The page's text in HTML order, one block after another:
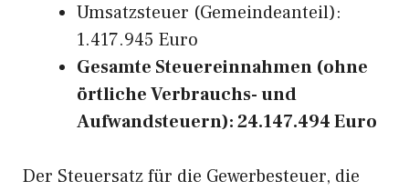
Umsatzsteuer (Gemeindeanteil):
1.417.945 Euro
Gesamte Steuereinnahmen (ohne
örtliche Verbrauchs- und
Aufwandsteuern): 24.147.494 Euro
Der Steuersatz für die Gewerbesteuer, die